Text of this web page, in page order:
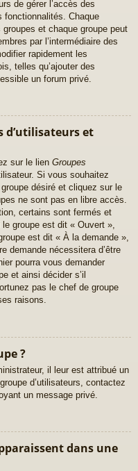
de gérer l’accès des
Chaque
et chaque groupe peut
par l’intermédiaire des
rapidement les
telles qu’ajouter des
un forum privé.
d’utilisateurs et
sur le lien Groupes
Si vous souhaitez
désiré et cliquez sur le
ne sont pas en libre accès.
certains sont fermés et
groupe est dit « Ouvert »,
est dit « À la demande »,
demande nécessitera d’être
pourra vous demander
et ainsi décider s’il
pas le chef de groupe
raisons.
?
il leur est attribué un
d’utilisateurs, contactez
un message privé.
dans une